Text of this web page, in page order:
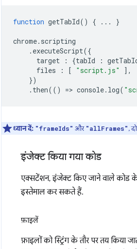
function getTabId() { ... }
chrome. scripting
. executeScript({
target
: {tabId :
files
: [ "script.js"
],
})
. then(() => console. log(
ध्यान दें: "frameIds" और "allFrames",
इंजेक्ट किया गया कोड
एक्सटेंशन, इंजेक्ट किए जाने वाले कोड के
इस्तेमाल कर सकते हैं.
फ़ाइलें
फ़ाइलों को स्ट्रिंग के तौर पर तय किया